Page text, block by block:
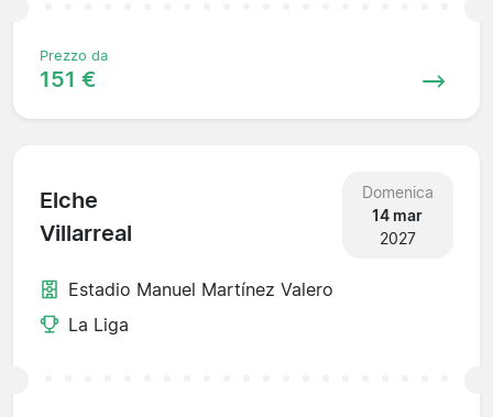
Prezzo da
151 €
Elche
Villarreal
Domenica
14 mar
2027
Estadio Manuel Martínez Valero
La Liga